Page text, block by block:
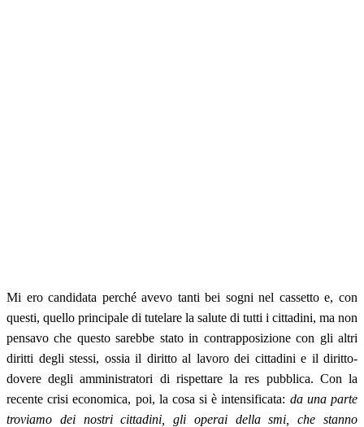
Mi ero candidata perché avevo tanti bei sogni nel cassetto e, con
questi, quello principale di tutelare la salute di tutti i cittadini, ma non
pensavo che questo sarebbe stato in contrapposizione con gli altri
diritti degli stessi, ossia il diritto al lavoro dei cittadini e il diritto-
dovere degli amministratori di rispettare la res pubblica. Con la
recente crisi economica, poi, la cosa si è intensificata: da una parte
troviamo dei nostri cittadini, gli operai della smi, che stanno